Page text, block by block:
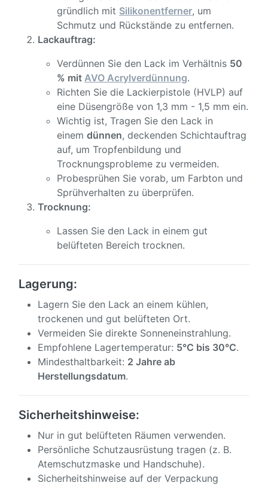
gründlich mit Silikonentferner, um
Schmutz und Rückstände zu entfernen.
Lackauftrag:
Verdünnen Sie den Lack im Verhältnis 50
% mit AVO Acrylverdünnung.
Richten Sie die Lackierpistole (HVLP) auf
eine Düsengröße von 1,3 mm - 1,5 mm ein.
Wichtig ist, Tragen Sie den Lack in
einem dünnen, deckenden Schichtauftrag
auf, um Tropfenbildung und
Trocknungsprobleme zu vermeiden.
Probesprühen Sie vorab, um Farbton und
Sprühverhalten zu überprüfen.
Trocknung:
Lassen Sie den Lack in einem gut
belüfteten Bereich trocknen.
Lagerung:
Lagern Sie den Lack an einem kühlen,
trockenen und gut belüfteten Ort.
Vermeiden Sie direkte Sonneneinstrahlung.
Empfohlene Lagertemperatur: 5°C bis 30°C.
Mindesthaltbarkeit: 2 Jahre ab
Herstellungsdatum.
Sicherheitshinweise:
Nur in gut belüfteten Räumen verwenden.
Persönliche Schutzausrüstung tragen (z. B.
Atemschutzmaske und Handschuhe).
Sicherheitshinweise auf der Verpackung